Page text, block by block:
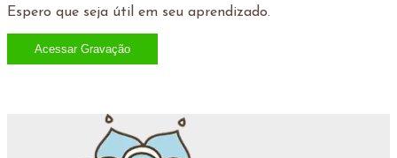
Espero que seja útil em seu aprendizado.
Acessar Gravação